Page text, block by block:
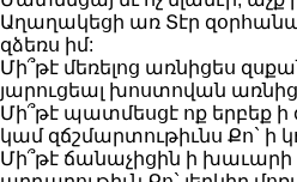
Աղաղակեցի առ Տէր
զձեռս իմ:
Մի՞թէ մեռելոց առնիցես
յարուցեալ խոստովան
Մի՞թէ պատմեսցէ ոք երբեք ի
կամ զճշմարտութիւնս Քո` ի
Մի՞թէ ճանաչիցին ի խաւարի